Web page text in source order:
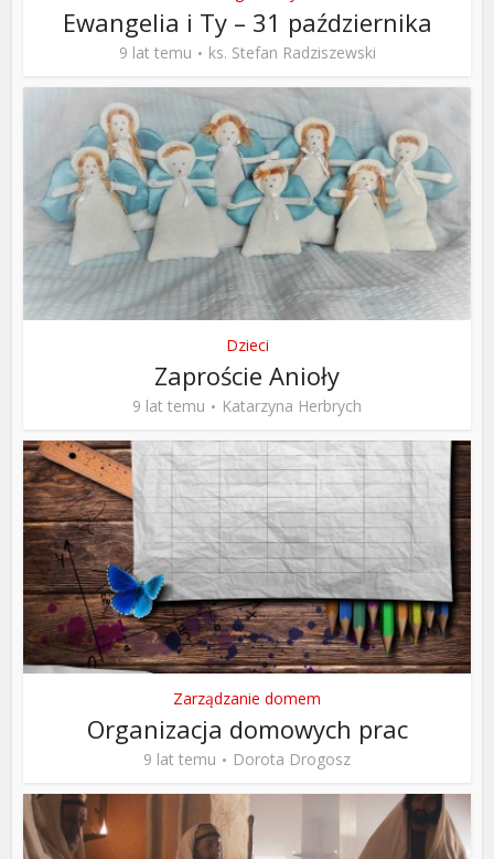
Ewangelia i Ty – 31 października
9 lat temu ks. Stefan Radziszewski
Dzieci
Zaproście Anioły
9 lat temu Katarzyna Herbrych
Zarządzanie domem
Organizacja domowych prac
9 lat temu Dorota Drogosz